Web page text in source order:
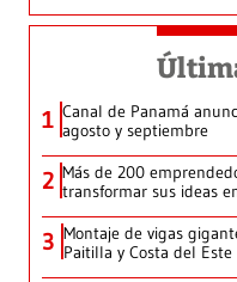
1 Canal de Panamá
agosto y septiembre
2 Más de 200
transformar sus ideas
3 Montaje de vigas
Paitilla y Costa del Este